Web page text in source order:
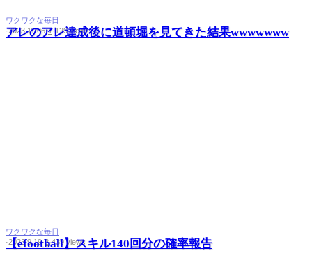
ワクワクな毎日
·2023.11.06·1·129 views
アレのアレ達成後に道頓堀を見てきた結果wwwwwww
ワクワクな毎日
·2023.9.19·2·439 views
【efootball】スキル140回分の確率報告